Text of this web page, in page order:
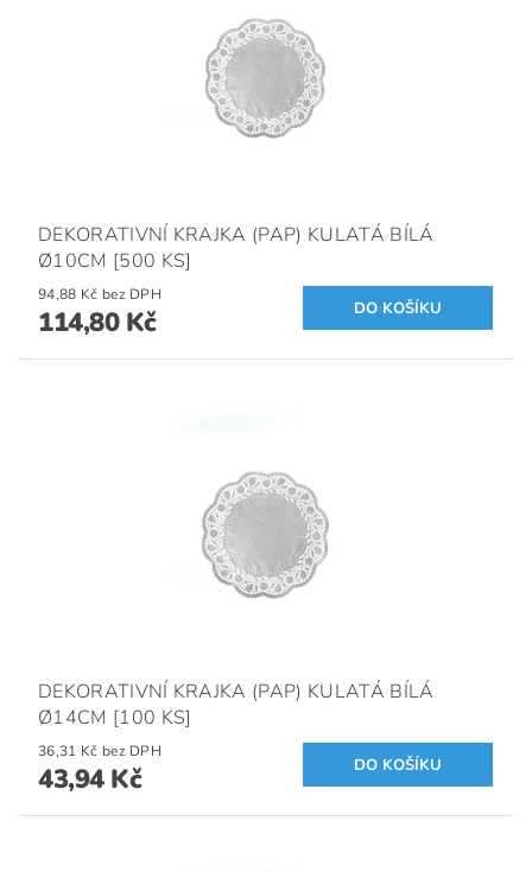
DEKORATIVNÍ KRAJKA (PAP) KULATÁ BÍLÁ
Ø10CM [500 KS]
94,88 Kč bez DPH
114,80 Kč
DEKORATIVNÍ KRAJKA (PAP) KULATÁ BÍLÁ
Ø14CM [100 KS]
36,31 Kč bez DPH
43,94 Kč